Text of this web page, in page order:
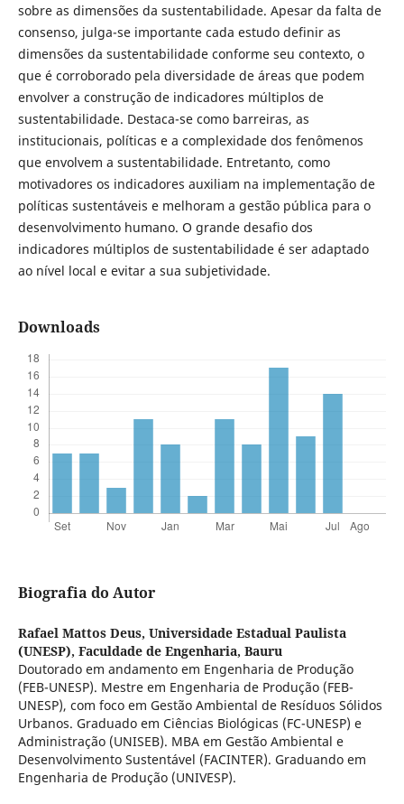
sobre as dimensões da sustentabilidade. Apesar da falta de
consenso, julga-se importante cada estudo definir as
dimensões da sustentabilidade conforme seu contexto, o
que é corroborado pela diversidade de áreas que podem
envolver a construção de indicadores múltiplos de
sustentabilidade. Destaca-se como barreiras, as
institucionais, políticas e a complexidade dos fenômenos
que envolvem a sustentabilidade. Entretanto, como
motivadores os indicadores auxiliam na implementação de
políticas sustentáveis e melhoram a gestão pública para o
desenvolvimento humano. O grande desafio dos
indicadores múltiplos de sustentabilidade é ser adaptado
ao nível local e evitar a sua subjetividade.
Downloads
Biografia do Autor
Rafael Mattos Deus, Universidade Estadual Paulista
(UNESP), Faculdade de Engenharia, Bauru
Doutorado em andamento em Engenharia de Produção
(FEB-UNESP). Mestre em Engenharia de Produção (FEB-
UNESP), com foco em Gestão Ambiental de Resíduos Sólidos
Urbanos. Graduado em Ciências Biológicas (FC-UNESP) e
Administração (UNISEB). MBA em Gestão Ambiental e
Desenvolvimento Sustentável (FACINTER). Graduando em
Engenharia de Produção (UNIVESP).